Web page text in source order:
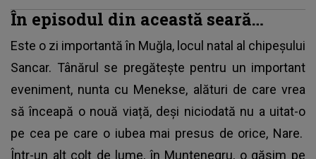
În episodul din această seară…
Este o zi importantă în Muğla, locul natal al chipeșului
Sancar. Tânărul se pregătește pentru un important
eveniment, nunta cu Menekse, alături de care vrea
să înceapă o nouă viață, deși niciodată nu a uitat-o
pe cea pe care o iubea mai presus de orice, Nare.
Într-un alt colț de lume, în Muntenegru, o găsim pe